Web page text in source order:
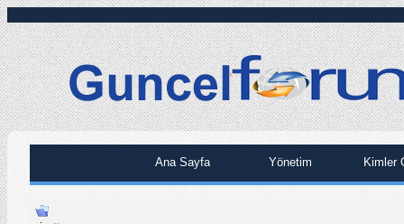
Ana Sayfa Yönetim Kimler